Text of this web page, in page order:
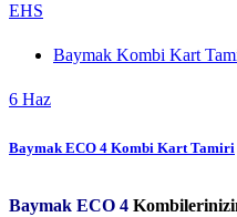
EHS
Baymak Kombi Kart
6 Haz
Baymak ECO 4 Kombi Kart Tamiri
Baymak ECO 4